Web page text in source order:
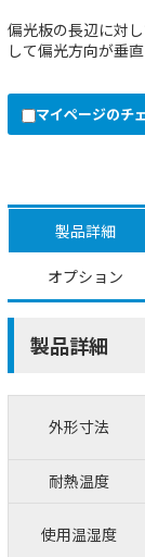
偏光板の長辺に対
して偏光方向が垂
マイページのチ
製品詳細
オプション
製品詳細
外形寸法
耐熱温度
使用温湿度